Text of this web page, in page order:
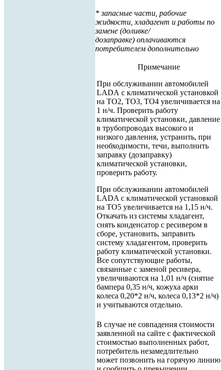
* запасные части, рабочие
жидкости, хладагент и работы по
замене (доливке/
дозаправке) оплачиваются
потребителем дополнительно
Примечание
При обслуживании автомобилей
LADA с климатической установкой
на ТО2, ТО3, ТО4 увеличивается на
1 н/ч. Проверить работу
климатической установки, давление
в трубопроводах высокого и
низкого давления, устранить, при
необходимости, течи, выполнить
заправку (дозаправку)
климатической установки,
проверить работу.
При обслуживании автомобилей
LADA с климатической установкой
на ТО5 увеличивается на 1,15 н/ч.
Откачать из системы хладагент,
снять конденсатор с ресивером в
сборе, установить, заправить
систему хладагентом, проверить
работу климатической установки.
Все сопутствующие работы,
связанные с заменой ресивера,
увеличиваются на 1,01 н/ч (снятие
бампера 0,35 н/ч, кожуха арки
колеса 0,20*2 н/ч, колеса 0,13*2 н/ч)
и учитываются отдельно.
В случае не совпадения стоимости
заявленной на сайте с фактической
стоимостью выполненных работ,
потребитель незамедлительно
может позвонить на горячую линию